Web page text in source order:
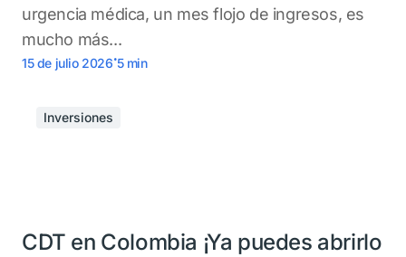
urgencia médica, un mes flojo de ingresos, es
mucho más...
15 de julio 2026.5 min
Inversiones
CDT en Colombia ¡Ya puedes abrirlo